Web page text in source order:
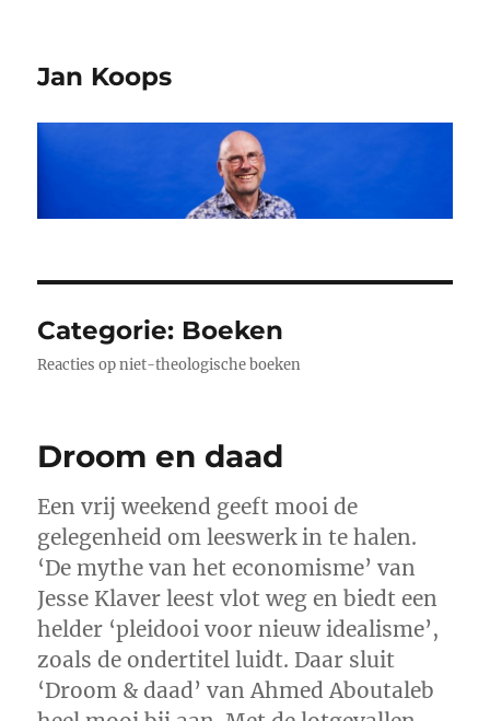
Jan Koops
Categorie: Boeken
Reacties op niet-theologische boeken
Droom en daad
Een vrij weekend geeft mooi de
gelegenheid om leeswerk in te halen.
‘De mythe van het economisme’ van
Jesse Klaver leest vlot weg en biedt een
helder ‘pleidooi voor nieuw idealisme’,
zoals de ondertitel luidt. Daar sluit
‘Droom & daad’ van Ahmed Aboutaleb